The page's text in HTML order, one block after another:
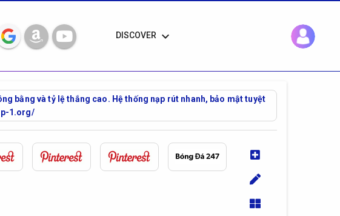
DISCOVER keyboard_arrow_down
bằng và tỷ lệ thắng cao. Hệ thống nạp rút nhanh, bảo mật tuyệt
1.org/